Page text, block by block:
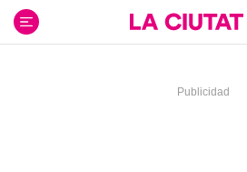
contenido